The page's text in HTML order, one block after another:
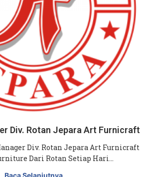
Div. Rotan Jepara Art Furnicraft
Div. Rotan Jepara Art Furnicraft
Dari Rotan Setiap Hari…